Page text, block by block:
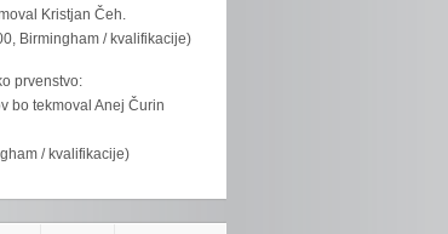
Kristjan Čeh.
Birmingham / kvalifikacije)
prvenstvo:
bo tekmoval Anej Čurin
/ kvalifikacije)